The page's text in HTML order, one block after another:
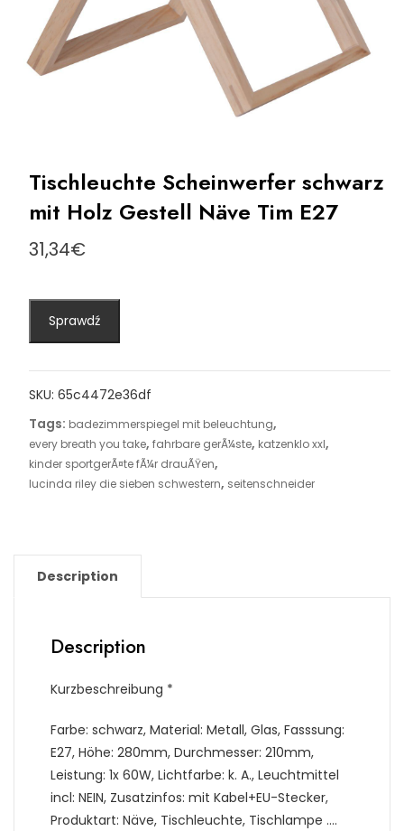
Tischleuchte Scheinwerfer schwarz
mit Holz Gestell Näve Tim E27
31,34€
Sprawdź
SKU: 65c4472e36df
Tags: badezimmerspiegel mit beleuchtung,
every breath you take, fahrbare gerÃ¼ste, katzenklo xxl,
kinder sportgerÃ¤te fÃ¼r drauÃŸen,
lucinda riley die sieben schwestern, seitenschneider
Description
Description
Kurzbeschreibung *
Farbe: schwarz, Material: Metall, Glas, Fasssung:
E27, Höhe: 280mm, Durchmesser: 210mm,
Leistung: 1x 60W, Lichtfarbe: k. A., Leuchtmittel
incl: NEIN, Zusatzinfos: mit Kabel+EU-Stecker,
Produktart: Näve, Tischleuchte, Tischlampe ….